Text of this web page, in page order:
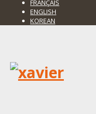
FRANÇAIS
ENGLISH
KOREAN